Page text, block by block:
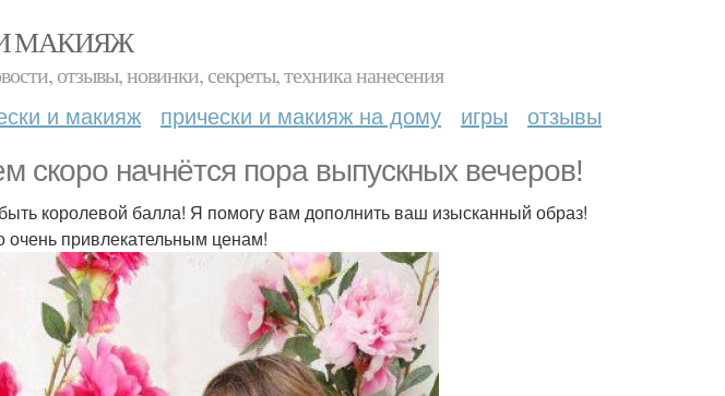
МАКИЯЖ
отзывы, новинки, секреты, техника нанесения
и макияж прически и макияж на дому игры отзывы
скоро начнётся пора выпускных вечеров!
королевой балла! Я помогу вам дополнить ваш изысканный образ!
очень привлекательным ценам!